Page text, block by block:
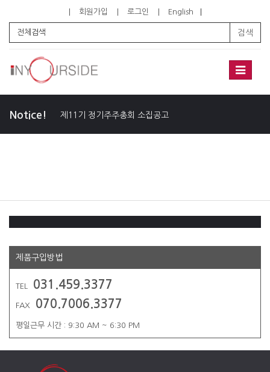
회원가입 로그인 English
검색
Toggle
Notice! 제11기 정기주주총회 소집공고
제품구입방법
TEL 031.459.3377
FAX 070.7006.3377
평일근무 시간 : 9:30 AM ~ 6:30 PM